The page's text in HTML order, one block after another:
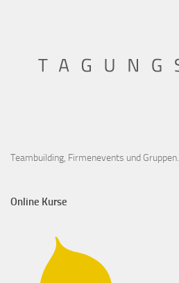
Teambuilding, Firmenevents und Gruppen.
Online Kurse